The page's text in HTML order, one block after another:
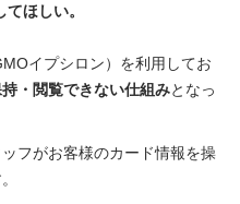
ほしい。
イプシロン）を利用してお
・閲覧できない仕組みとなっ
フがお客様のカード情報を操